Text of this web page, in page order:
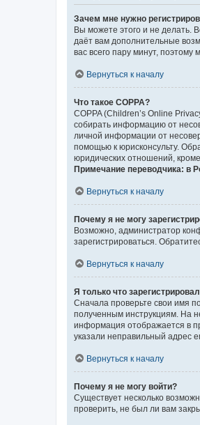
Зачем мне нужно
Вы можете этого и не делать.
даёт вам дополнительные
вас всего пару минут, поэтому
Вернуться к началу
Что такое COPPA?
COPPA (Children’s Online
собирать информацию от
личной информации от
помощью к юрисконсульту.
юридических отношений,
Примечание переводчика: в
Вернуться к началу
Почему я не могу
Возможно, администратор
зарегистрироваться.
Вернуться к началу
Я только что
Сначала проверьте свои имя
полученным инструкциям. На
информация отображается в
указали неправильный адрес
Вернуться к началу
Почему я не могу войти?
Существует несколько
проверить, не был ли вам